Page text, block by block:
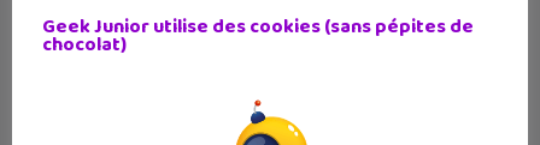
Geek Junior utilise des cookies (sans pépites de
chocolat)